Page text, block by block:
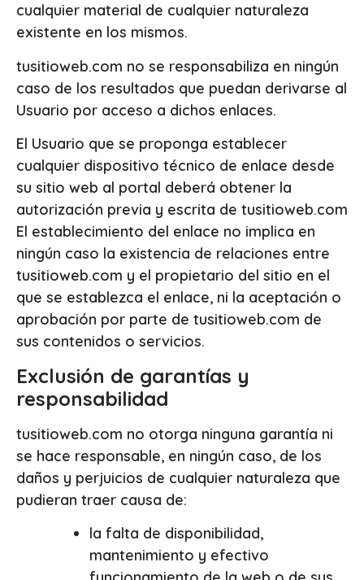
cualquier material de cualquier naturaleza
existente en los mismos.
tusitioweb.com no se responsabiliza en ningún
caso de los resultados que puedan derivarse al
Usuario por acceso a dichos enlaces.
El Usuario que se proponga establecer
cualquier dispositivo técnico de enlace desde
su sitio web al portal deberá obtener la
autorización previa y escrita de tusitioweb.com
El establecimiento del enlace no implica en
ningún caso la existencia de relaciones entre
tusitioweb.com y el propietario del sitio en el
que se establezca el enlace, ni la aceptación o
aprobación por parte de tusitioweb.com de
sus contenidos o servicios.
Exclusión de garantías y
responsabilidad
tusitioweb.com no otorga ninguna garantía ni
se hace responsable, en ningún caso, de los
daños y perjuicios de cualquier naturaleza que
pudieran traer causa de:
la falta de disponibilidad,
mantenimiento y efectivo